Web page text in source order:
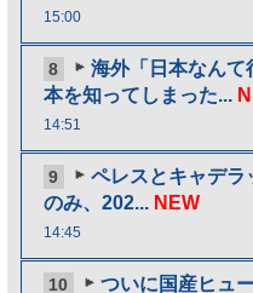
15:00
8
海外「日本なん
本を知ってしまった...
14:51
9
ペレスとキャデラ
のみ、202... NEW
14:45
10
ついに国産ヒュ